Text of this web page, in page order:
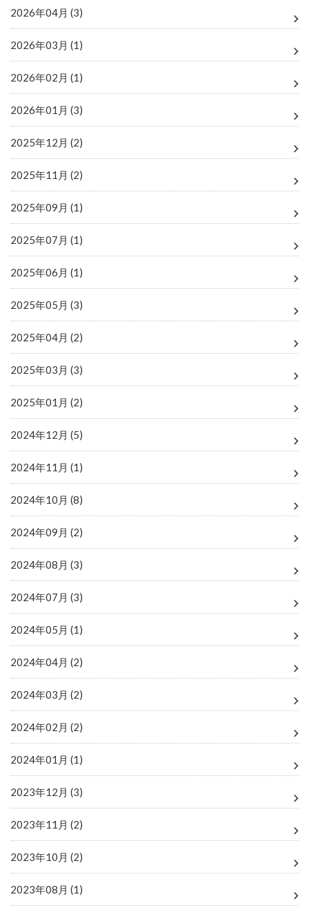
2026年04月 (3)
2026年03月 (1)
2026年02月 (1)
2026年01月 (3)
2025年12月 (2)
2025年11月 (2)
2025年09月 (1)
2025年07月 (1)
2025年06月 (1)
2025年05月 (3)
2025年04月 (2)
2025年03月 (3)
2025年01月 (2)
2024年12月 (5)
2024年11月 (1)
2024年10月 (8)
2024年09月 (2)
2024年08月 (3)
2024年07月 (3)
2024年05月 (1)
2024年04月 (2)
2024年03月 (2)
2024年02月 (2)
2024年01月 (1)
2023年12月 (3)
2023年11月 (2)
2023年10月 (2)
2023年08月 (1)